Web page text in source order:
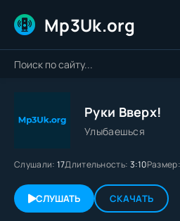
Mp3Uk.org
Руки Вверх!
Улыбаешься
Слушали: 17Длительность: 3:10Размер:
СЛУШАТЬ СКАЧАТЬ